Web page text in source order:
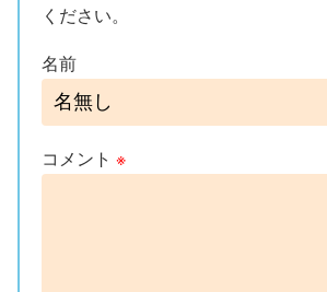
ください。
名前
コメント ※